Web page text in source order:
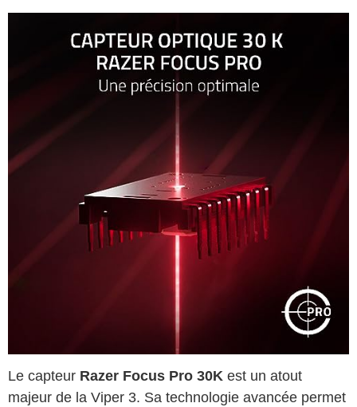
Le capteur Razer Focus Pro 30K est un atout
majeur de la Viper 3. Sa technologie avancée permet